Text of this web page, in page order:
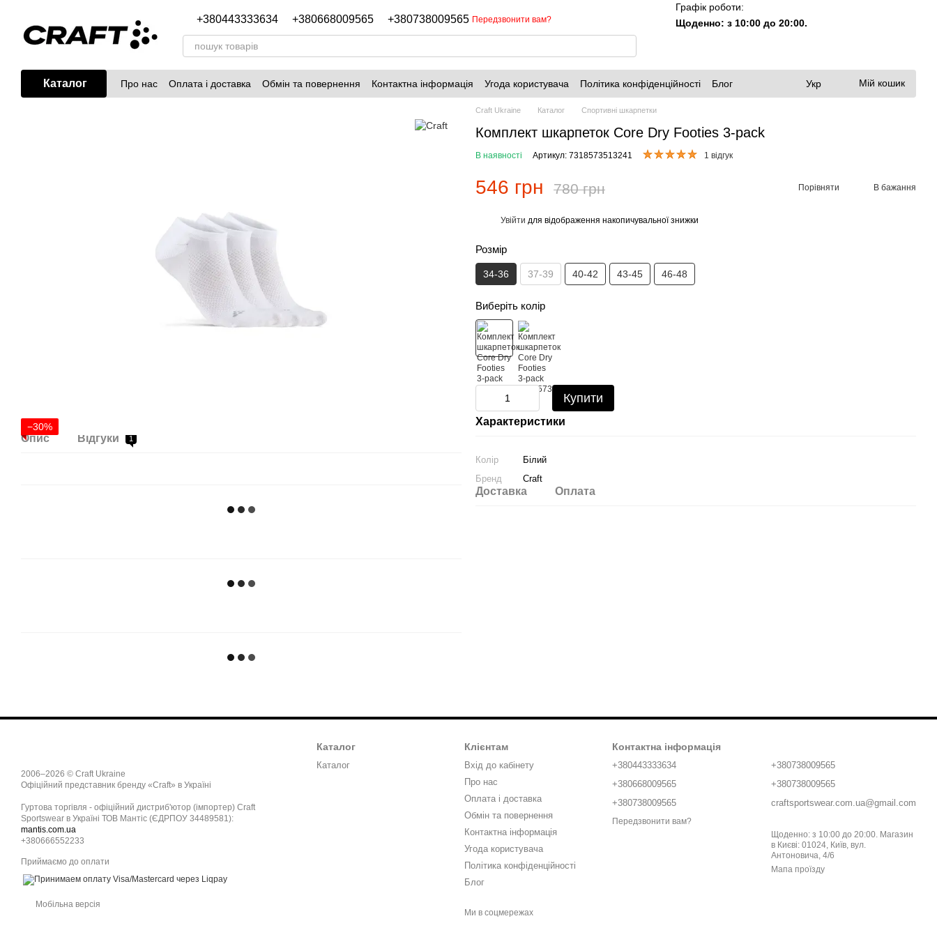
+380443333634 +380668009565 +380738009565 Передзвонити вам?
Графік роботи:
Щоденно: з 10:00 до 20:00.
Каталог Про нас Оплата і доставка Обмін та повернення Контактна інформація Угода користувача Політика конфіденційності Блог Укр Мій кошик
−30%
Опис Відгуки 1
Craft Ukraine Каталог Спортивні шкарпетки
Комплект шкарпеток Core Dry Footies 3-pack
В наявності Артикул: 7318573513241 1 відгук
546 грн 780 грн Порівняти В бажання
Увійти для відображення накопичувальної знижки
Розмір
34-36 37-39 40-42 43-45 46-48
Виберіть колір
Купити
Характеристики
Колір
Білий
Бренд
Craft
Доставка Оплата
2006–2026 © Craft Ukraine
Офіційний представник бренду «Craft» в Україні
Гуртова торгівля - офіційний дистриб'ютор (імпортер) Craft
Sportswear в Україні ТОВ Мантіс (ЄДРПОУ 34489581):
mantis.com.ua
+380666552233
Приймаємо до оплати
Мобільна версія
Каталог
Каталог
Клієнтам
Вхід до кабінету
Про нас
Оплата і доставка
Обмін та повернення
Контактна інформація
Угода користувача
Політика конфіденційності
Блог
Ми в соцмережах
Контактна інформація
+380443333634
+380668009565
+380738009565
Передзвонити вам?
+380738009565
+380738009565
craftsportswear.com.ua@gmail.com
Щоденно: з 10:00 до 20:00. Магазин
в Києві: 01024, Київ, вул.
Антоновича, 4/6
Мапа проїзду